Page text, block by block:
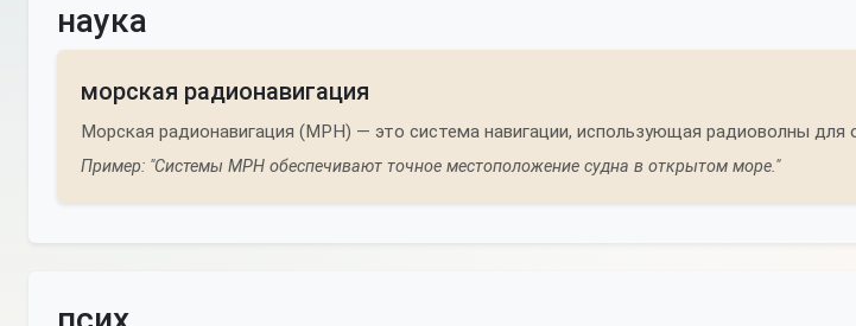
наука
морская радионавигация
Морская радионавигация (МРН) — это система навигации, использующая радиоволны для
Пример: "Системы МРН обеспечивают точное местоположение судна в открытом море."